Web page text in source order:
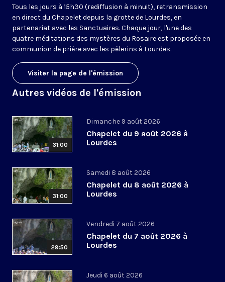
Tous les jours à 15h30 (rediffusion à minuit), retransmission
en direct du Chapelet depuis la grotte de Lourdes, en
partenariat avec les Sanctuaires. Chaque jour, l'une des
quatre méditations des mystères du Rosaire est proposée en
communion de prière avec les pèlerins à Lourdes.
Visiter la page de l'émission
Autres vidéos de l'émission
31:00
Dimanche 9 août 2026
Chapelet du 9 août 2026 à
Lourdes
31:00
Samedi 8 août 2026
Chapelet du 8 août 2026 à
Lourdes
29:50
Vendredi 7 août 2026
Chapelet du 7 août 2026 à
Lourdes
Jeudi 6 août 2026